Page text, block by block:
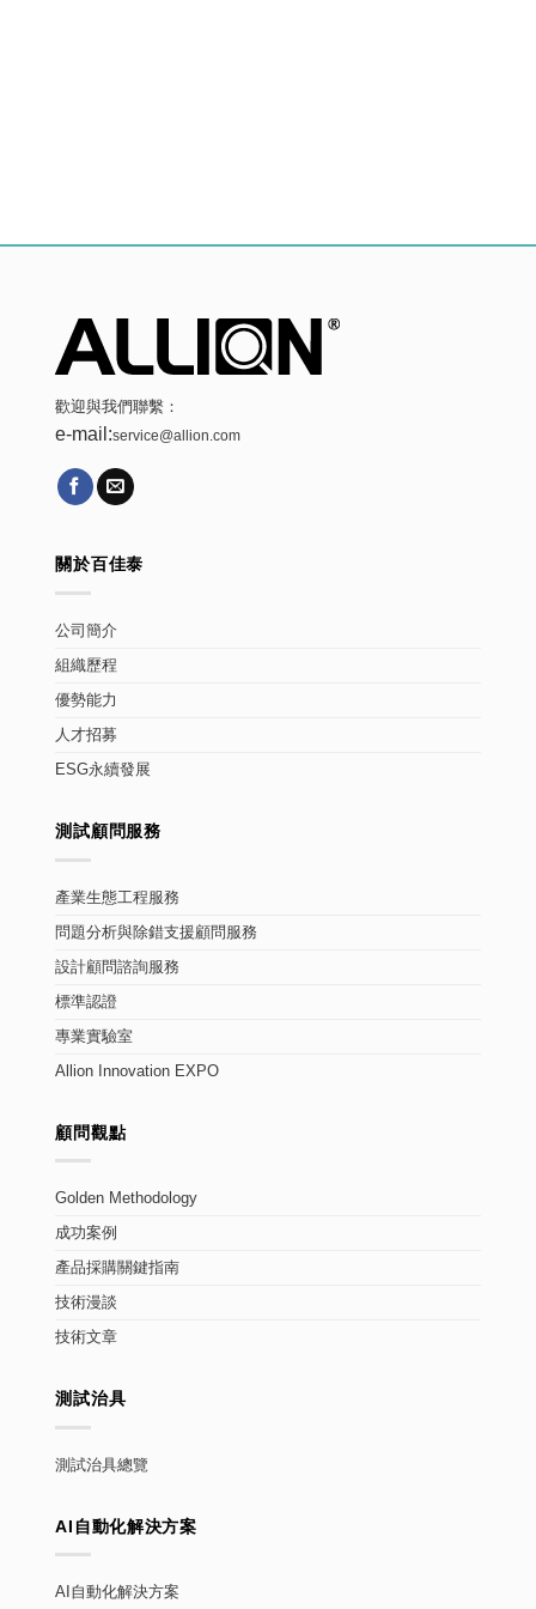
歡迎與我們聯繫：
e-mail:service@allion.com
關於百佳泰
公司簡介
組織歷程
優勢能力
人才招募
ESG永續發展
測試顧問服務
產業生態工程服務
問題分析與除錯支援顧問服務
設計顧問諮詢服務
標準認證
專業實驗室
Allion Innovation EXPO
顧問觀點
Golden Methodology
成功案例
產品採購關鍵指南
技術漫談
技術文章
測試治具
測試治具總覽
AI自動化解決方案
AI自動化解決方案